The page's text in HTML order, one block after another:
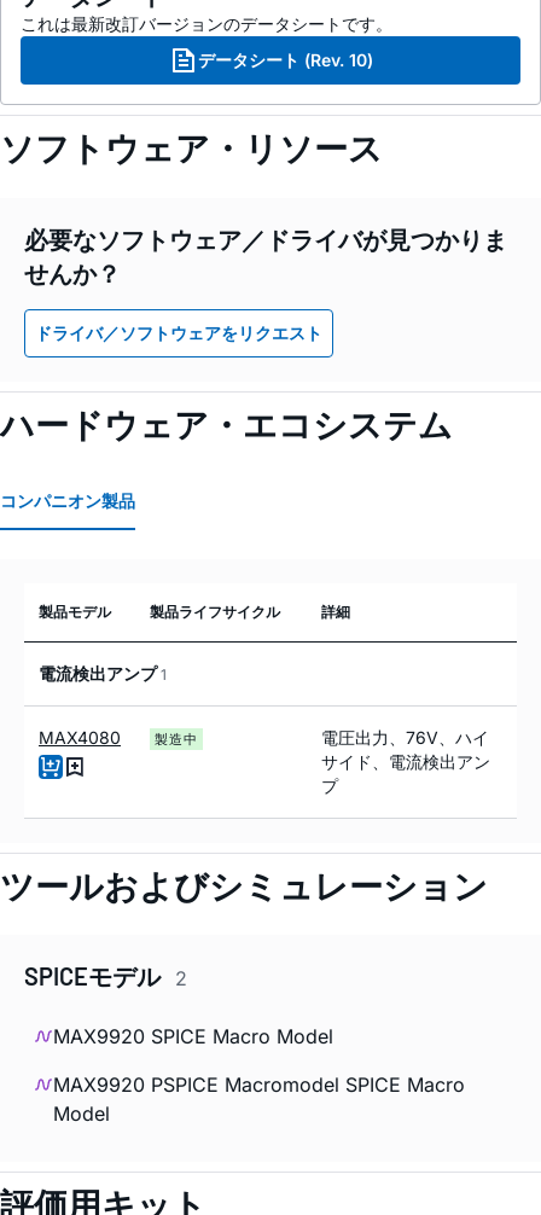
これは最新改訂バージョンのデータシートです。
データシート (Rev. 10)
ソフトウェア・リソース
必要なソフトウェア／ドライバが見つかりま
せんか？
ドライバ／ソフトウェアをリクエスト
ハードウェア・エコシステム
コンパニオン製品
製品モデル 製品ライフサイクル 詳細
電流検出アンプ1
MAX4080 製造中
電圧出力、76V、ハイ
サイド、電流検出アン
プ
ツールおよびシミュレーション
SPICEモデル 2
MAX9920 SPICE Macro Model
MAX9920 PSPICE Macromodel SPICE Macro
Model
評価用キット